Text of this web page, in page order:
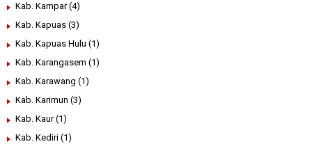
Kab. Kampar (4)
Kab. Kapuas (3)
Kab. Kapuas Hulu (1)
Kab. Karangasem (1)
Kab. Karawang (1)
Kab. Karimun (3)
Kab. Kaur (1)
Kab. Kediri (1)